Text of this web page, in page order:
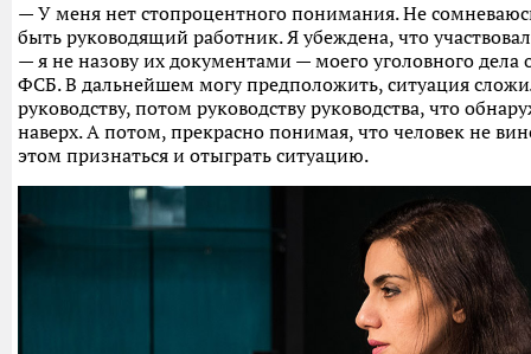
— У меня нет стопроцентного понимания. Не
быть руководящий работник. Я убеждена, что
— я не назову их документами — моего уголовного дела
ФСБ. В дальнейшем могу предположить, ситуация
руководству, потом руководству руководства, что
наверх. А потом, прекрасно понимая, что человек не
этом признаться и отыграть ситуацию.